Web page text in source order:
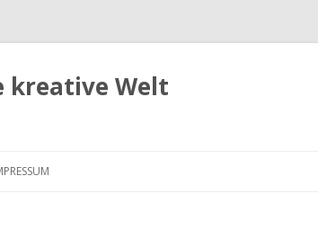
kreative Welt